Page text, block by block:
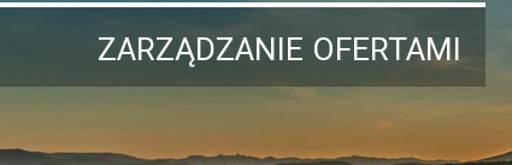
ZARZĄDZANIE OFERTAMI